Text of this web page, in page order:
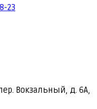
23
Вокзальный, д. 6А,